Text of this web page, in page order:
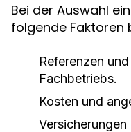
Bei der Auswahl
folgende Faktoren
Referenzen
Fachbetriebs.
Kosten und